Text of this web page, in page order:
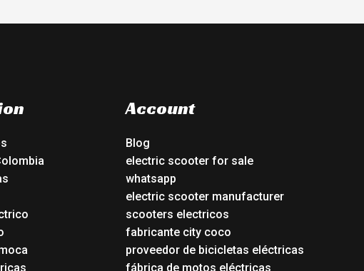
Account
Blog
electric scooter for sale
whatsapp
electric scooter manufacturer
scooters electricos
fabricante city coco
proveedor de bicicletas eléctricas
fábrica de motos eléctricas